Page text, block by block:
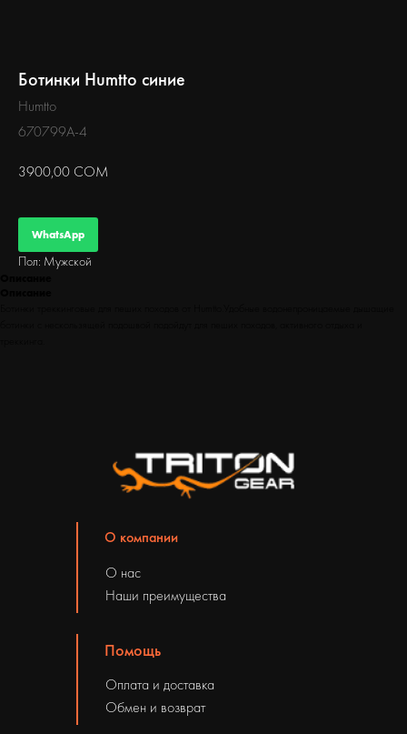
Ботинки Humtto синие
Humtto
670799A-4
3900,00 СОМ
WhatsApp
Пол: Мужской
О компании
О нас
Наши преимущества
Помощь
Оплата и доставка
Обмен и возврат